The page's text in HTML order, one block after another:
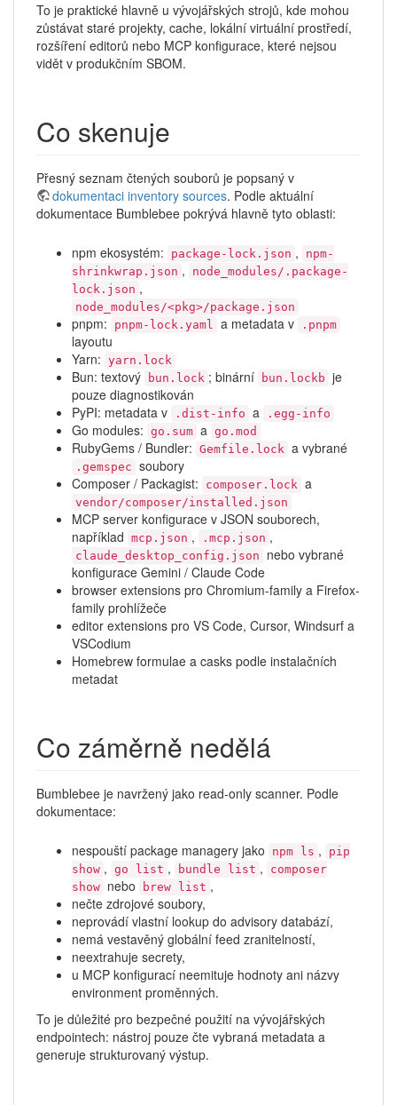
To je praktické hlavně u vývojářských strojů, kde mohou
zůstávat staré projekty, cache, lokální virtuální prostředí,
rozšíření editorů nebo MCP konfigurace, které nejsou
vidět v produkčním SBOM.
Co skenuje
Přesný seznam čtených souborů je popsaný v
dokumentaci inventory sources. Podle aktuální
dokumentace Bumblebee pokrývá hlavně tyto oblasti:
npm ekosystém: package-lock.json ,
npm-
shrinkwrap.json ,
node_modules/.package-
lock.json ,
node_modules/<pkg>/package.json
pnpm: pnpm-lock.yaml a metadata v .pnpm
layoutu
Yarn: yarn.lock
Bun: textový bun.lock ; binární bun.lockb je
pouze diagnostikován
PyPI: metadata v
.dist-info a .egg-info
Go modules: go.sum a go.mod
RubyGems / Bundler: Gemfile.lock a vybrané
.gemspec soubory
Composer / Packagist:
composer.lock a
vendor/composer/installed.json
MCP server konfigurace v JSON souborech,
například mcp.json , .mcp.json ,
claude_desktop_config.json
nebo vybrané
konfigurace Gemini / Claude Code
browser extensions pro Chromium-family a Firefox-
family prohlížeče
editor extensions pro VS Code, Cursor, Windsurf a
VSCodium
Homebrew formulae a casks podle instalačních
metadat
Co záměrně nedělá
Bumblebee je navržený jako read-only scanner. Podle
dokumentace:
nespouští package managery jako npm ls ,
pip
show , go list , bundle list ,
composer
show nebo brew list ,
nečte zdrojové soubory,
neprovádí vlastní lookup do advisory databází,
nemá vestavěný globální feed zranitelností,
neextrahuje secrety,
u MCP konfigurací neemituje hodnoty ani názvy
environment proměnných.
To je důležité pro bezpečné použití na vývojářských
endpointech: nástroj pouze čte vybraná metadata a
generuje strukturovaný výstup.